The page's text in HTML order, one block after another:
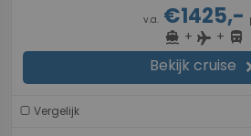
v.a. €1425,-
directions_boat + flight + directions_bus
Bekijk cruise
Vergelijk